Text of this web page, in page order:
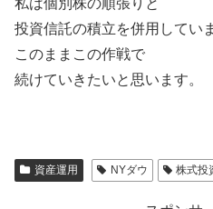
投資信託の積立を併用してい
このままこの作戦で
続けていきたいと思います。
資産運用 NYダウ 株式投